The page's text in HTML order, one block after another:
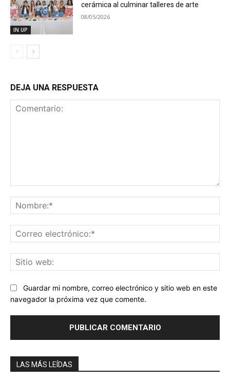
IN UP
cerámica al culminar talleres de arte
08/05/2026
DEJA UNA RESPUESTA
Guardar mi nombre, correo electrónico y sitio web en este
navegador la próxima vez que comente.
LAS MÁS LEÍDAS